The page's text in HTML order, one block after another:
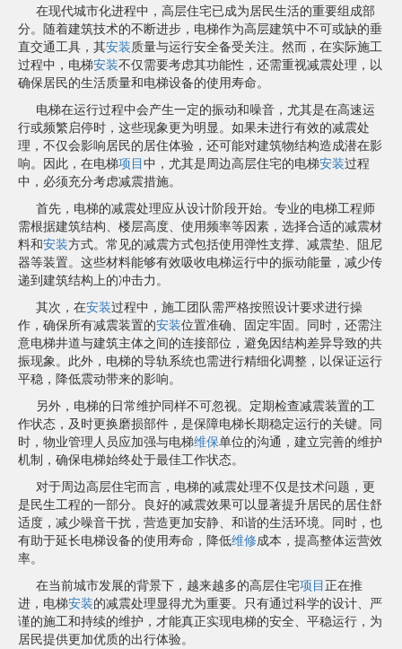
在现代城市化进程中，高层住宅已成为居民生活的重要组成部
分。随着建筑技术的不断进步，电梯作为高层建筑中不可或缺的垂
直交通工具，其安装质量与运行安全备受关注。然而，在实际施工
过程中，电梯安装不仅需要考虑其功能性，还需重视减震处理，以
确保居民的生活质量和电梯设备的使用寿命。
电梯在运行过程中会产生一定的振动和噪音，尤其是在高速运
行或频繁启停时，这些现象更为明显。如果未进行有效的减震处
理，不仅会影响居民的居住体验，还可能对建筑物结构造成潜在影
响。因此，在电梯项目中，尤其是周边高层住宅的电梯安装过程
中，必须充分考虑减震措施。
首先，电梯的减震处理应从设计阶段开始。专业的电梯工程师
需根据建筑结构、楼层高度、使用频率等因素，选择合适的减震材
料和安装方式。常见的减震方式包括使用弹性支撑、减震垫、阻尼
器等装置。这些材料能够有效吸收电梯运行中的振动能量，减少传
递到建筑结构上的冲击力。
其次，在安装过程中，施工团队需严格按照设计要求进行操
作，确保所有减震装置的安装位置准确、固定牢固。同时，还需注
意电梯井道与建筑主体之间的连接部位，避免因结构差异导致的共
振现象。此外，电梯的导轨系统也需进行精细化调整，以保证运行
平稳，降低震动带来的影响。
另外，电梯的日常维护同样不可忽视。定期检查减震装置的工
作状态，及时更换磨损部件，是保障电梯长期稳定运行的关键。同
时，物业管理人员应加强与电梯维保单位的沟通，建立完善的维护
机制，确保电梯始终处于最佳工作状态。
对于周边高层住宅而言，电梯的减震处理不仅是技术问题，更
是民生工程的一部分。良好的减震效果可以显著提升居民的居住舒
适度，减少噪音干扰，营造更加安静、和谐的生活环境。同时，也
有助于延长电梯设备的使用寿命，降低维修成本，提高整体运营效
率。
在当前城市发展的背景下，越来越多的高层住宅项目正在推
进，电梯安装的减震处理显得尤为重要。只有通过科学的设计、严
谨的施工和持续的维护，才能真正实现电梯的安全、平稳运行，为
居民提供更加优质的出行体验。